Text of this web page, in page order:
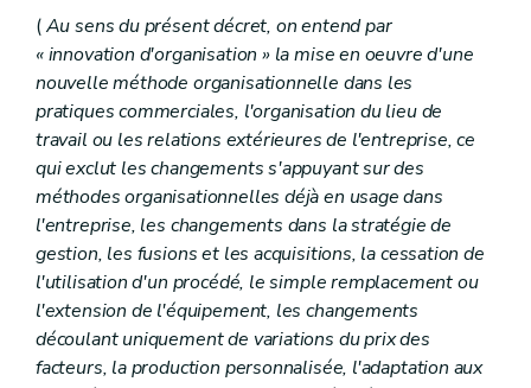
Art. 88
Art. 89
Art. 90
Section 5 Des subventions portant sur l'engagement temporaire de personnel
Art. 91
Art. 92
Art. 93
Section6 (Des subventions portant sur un projet d'acquisition d'une infrastructure de recherche
Art.93/1
Art.93/2
Art.93/3
Art.93/4
Art.93/5
Art.93/6
Art.93/7
(Au sens du présent décret, on entend par
« innovation d'organisation » la mise en oeuvre d'une
nouvelle méthode organisationnelle dans les
pratiques commerciales, l'organisation du lieu de
travail ou les relations extérieures de l'entreprise, ce
qui exclut les changements s'appuyant sur des
méthodes organisationnelles déjà en usage dans
l'entreprise, les changements dans la stratégie de
gestion, les fusions et les acquisitions, la cessation de
l'utilisation d'un procédé, le simple remplacement ou
l'extension de l'équipement, les changements
découlant uniquement de variations du prix des
facteurs, la production personnalisée, l'adaptation aux